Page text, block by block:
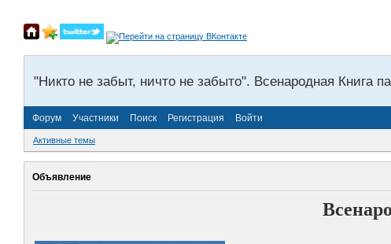
"Никто не забыт, ничто не забыто". Всенародная Книга
Форум Участники Поиск Регистрация Войти
Активные темы
Объявление